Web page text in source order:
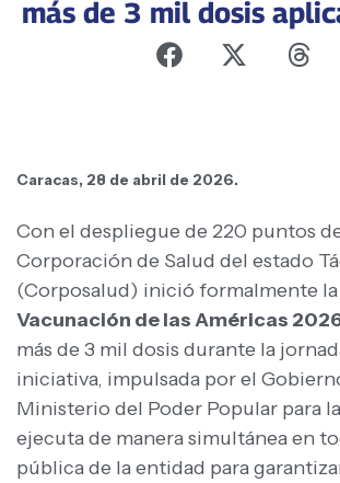
más de 3 mil dosis
Caracas, 28 de abril de 2026.
Con el despliegue de 220 puntos
Corporación de Salud del estado
(Corposalud) inició formalmente la
Vacunación de las Américas
más de 3 mil dosis durante la
iniciativa, impulsada por el
Ministerio del Poder Popular para
ejecuta de manera simultánea en
pública de la entidad para